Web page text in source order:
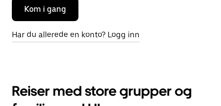
Kom i gang
Har du allerede en konto? Logg inn
Reiser med store grupper og